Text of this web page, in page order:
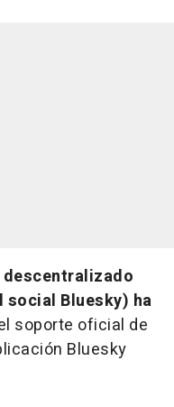
social Bluesky) ha
soporte oficial de
Bluesky